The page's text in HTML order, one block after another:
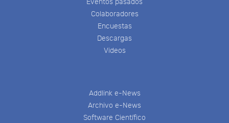
Eventos pasados
Colaboradores
Encuestas
Descargas
Videos
Addlink e-News
Archivo e-News
Software Científico